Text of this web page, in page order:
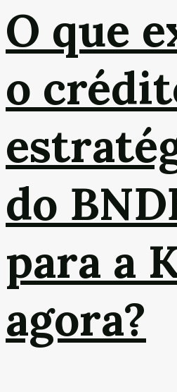
O que
o
do
para a
agora?